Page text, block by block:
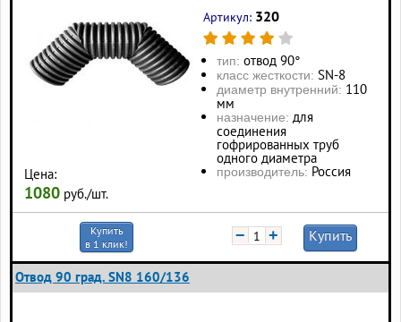
Цена:
1080 руб./шт.
Артикул: 320
тип: отвод 90°
класс жесткости: SN-8
диаметр внутренний: 110
мм
назначение: для
соединения
гофрированных труб
одного диаметра
производитель: Россия
Купить
в 1 клик!
− + Купить
Отвод 90 град. SN8 160/136